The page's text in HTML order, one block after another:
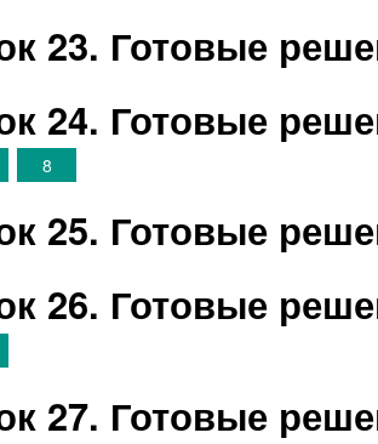
23. Готовые
24. Готовые
8
25. Готовые
26. Готовые
27. Готовые